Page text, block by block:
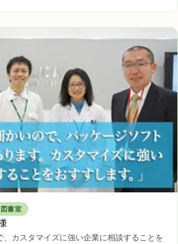
書室
、カスタマイズに強い企業に相談することを